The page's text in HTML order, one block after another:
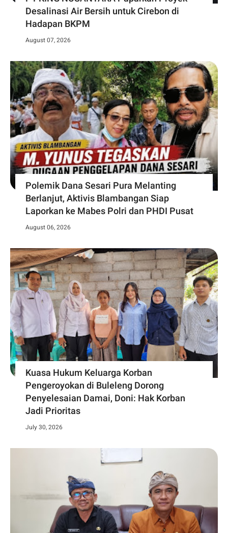
Desalinasi Air Bersih untuk Cirebon di
Hadapan BKPM
August 07, 2026
Polemik Dana Sesari Pura Melanting
Berlanjut, Aktivis Blambangan Siap
Laporkan ke Mabes Polri dan PHDI Pusat
August 06, 2026
Kuasa Hukum Keluarga Korban
Pengeroyokan di Buleleng Dorong
Penyelesaian Damai, Doni: Hak Korban
Jadi Prioritas
July 30, 2026